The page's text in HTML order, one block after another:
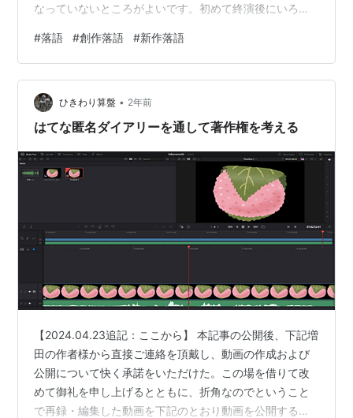
なっていないところがよいです。初めて終演後にいろい
ついて語ってもらえて刺激をたくさんいただきました。
先日繁昌亭で一般公募の創作落語をプロの落語家が演じ
るという催しに参加しました。こういうのは比べるもの
ではないという意見もありそうですが、次男坊三助さん
の数々の名作の方が遙かにレベルが高いと私の主観では
#落語 #創作落語 #新作落語
ひきわり算盤 • 2年前
はてな匿名ダイアリーを通して著作権を考える
【2024.04.23追記：ここから】 本記事の公開後、下記増
田の作者様から直接ご連絡を頂戴し、動画の作成および
公開について快く承諾をいただけた。この場を借りて改
めて御礼を申し上げるとともに、折角なのでということ
で再録・編集した動画を下記のとおり動画を公開する。